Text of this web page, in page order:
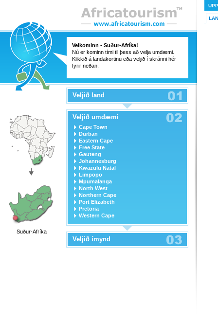
Velkominn - Suður-Afríka!
Nú er kominn tími til þess að velja umdæmi.
Klikkið á landakortinu eða veljið í skránni hér
fyrir neðan.
Suður-Afríka
Veljið land
Veljið umdæmi
Cape Town
Durban
Eastern Cape
Free State
Gauteng
Johannesburg
Kwazulu Natal
Limpopo
Mpumalanga
North West
Northern Cape
Port Elizabeth
Pretoria
Western Cape
Veljið ímynd